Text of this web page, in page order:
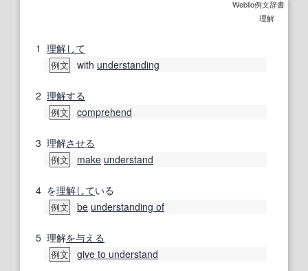
Weblio例文辞書
理解
1 理解して
例文 with understanding
2 理解する
例文 comprehend
3 理解させる
例文 make understand
4 を理解している
例文 be understanding of
5 理解を与える
例文 give to understand